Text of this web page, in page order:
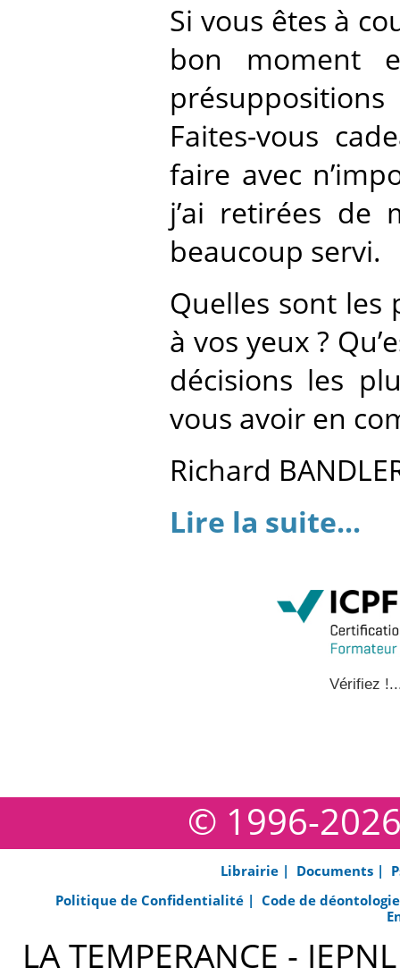
Si vous êtes à
bon moment
Faites-vous
faire avec
j’ai retirées de
beaucoup servi.
Quelles sont
à vos yeux ?
décisions les
vous avoir en
Richard
Lire la suite...
Vérifiez
© 1996-2026
Librairie | Documents |
Politique de Confidentialité | Code de
LA TEMPERANCE -